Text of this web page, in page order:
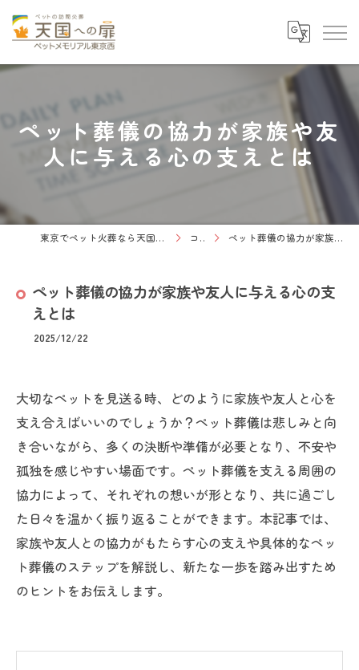
ペット葬儀の協力が家族や友
人に与える心の支えとは
東京でペット火葬なら天国への扉 ペットメモリアル東京西 コラム ペット葬儀の協力が家族や友人に与える心の支えとは
ペット葬儀の協力が家族や友人に与える心の支
えとは
2025/12/22
大切なペットを見送る時、どのように家族や友人と心を
支え合えばいいのでしょうか？ペット葬儀は悲しみと向
き合いながら、多くの決断や準備が必要となり、不安や
孤独を感じやすい場面です。ペット葬儀を支える周囲の
協力によって、それぞれの想いが形となり、共に過ごし
た日々を温かく振り返ることができます。本記事では、
家族や友人との協力がもたらす心の支えや具体的なペッ
ト葬儀のステップを解説し、新たな一歩を踏み出すため
のヒントをお伝えします。